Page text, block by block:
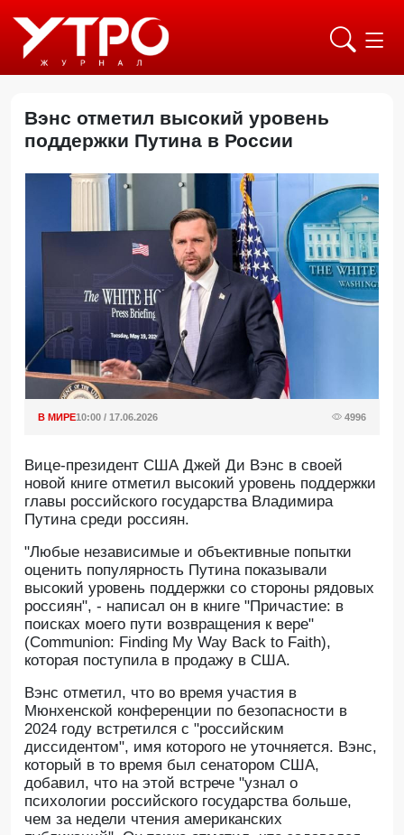
Вэнс отметил высокий уровень
поддержки Путина в России
В МИРЕ10:00 / 17.06.2026 4996
Вице-президент США Джей Ди Вэнс в своей
новой книге отметил высокий уровень поддержки
главы российского государства Владимира
Путина среди россиян.
"Любые независимые и объективные попытки
оценить популярность Путина показывали
высокий уровень поддержки со стороны рядовых
россиян", - написал он в книге "Причастие: в
поисках моего пути возвращения к вере"
(Communion: Finding My Way Back to Faith),
которая поступила в продажу в США.
Вэнс отметил, что во время участия в
Мюнхенской конференции по безопасности в
2024 году встретился с "российским
диссидентом", имя которого не уточняется. Вэнс,
который в то время был сенатором США,
добавил, что на этой встрече "узнал о
психологии российского государства больше,
чем за недели чтения американских